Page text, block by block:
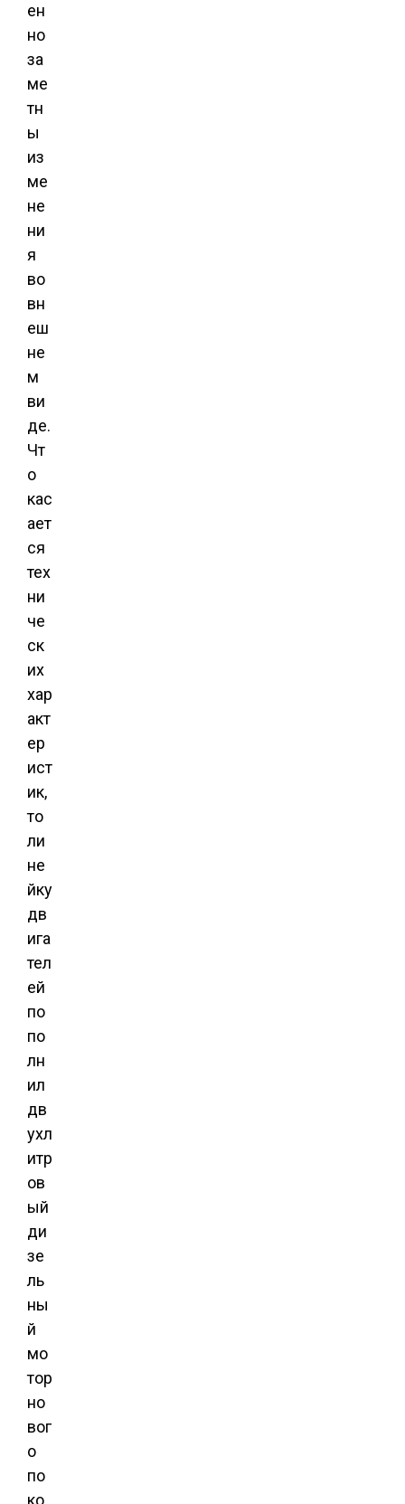
ен
но
за
ме
тн
ы
из
ме
не
ни
я
во
вн
еш
не
м
ви
де.
Чт
о
кас
ает
ся
тех
ни
че
ск
их
хар
акт
ер
ист
ик,
то
ли
не
йку
дв
ига
тел
ей
по
по
лн
ил
дв
ухл
итр
ов
ый
ди
зе
ль
ны
й
мо
тор
но
вог
о
по